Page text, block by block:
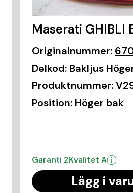
Maserati GHIBLI
Originalnummer:
Delkod: Bakljus
Produktnummer:
Position: Höger bak
Garanti 2Kvalitet A
Lägg i